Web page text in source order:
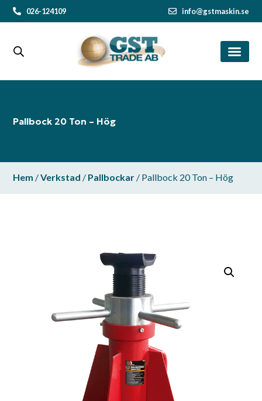
026-124109 info@gstmaskin.se
Pallbock 20 Ton – Hög
Hem /Verkstad / Pallbockar / Pallbock 20 Ton – Hög